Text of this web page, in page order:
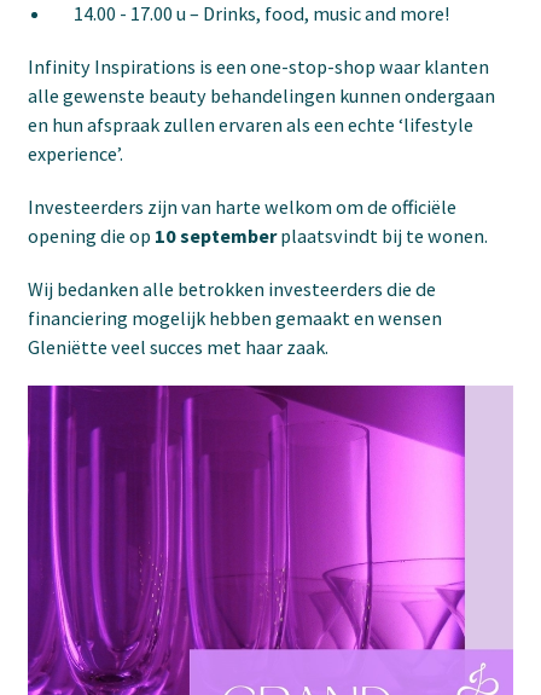
14.00 - 17.00 u – Drinks, food, music and more!
Infinity Inspirations is een one-stop-shop waar klanten
alle gewenste beauty behandelingen kunnen ondergaan
en hun afspraak zullen ervaren als een echte ‘lifestyle
experience’.
Investeerders zijn van harte welkom om de officiële
opening die op 10 septemberplaatsvindt bij te wonen.
Wij bedanken alle betrokken investeerders die de
financiering mogelijk hebben gemaakt en wensen
Gleniëtte veel succes met haar zaak.